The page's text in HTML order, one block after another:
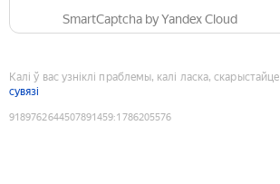
SmartCaptcha by Yandex Cloud
Калі ў вас узніклі праблемы, калі ласка, скарыстайце
сувязі
9189762644507891459:1786205576